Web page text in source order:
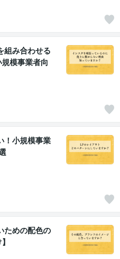
組み合わせる
模事業者向
！小規模事業
ための配色の